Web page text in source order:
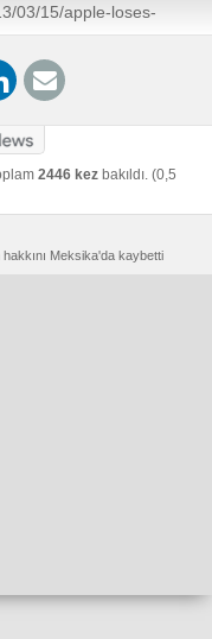
03/15/apple-loses-
case-in-mexico/
2446 kez bakıldı. (0,5
Meksika'da kaybetti